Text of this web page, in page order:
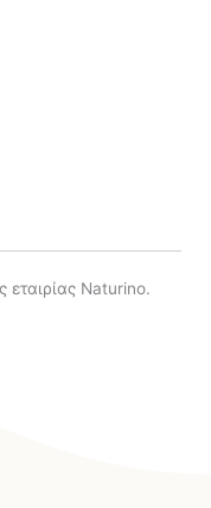
εταιρίας Naturino.